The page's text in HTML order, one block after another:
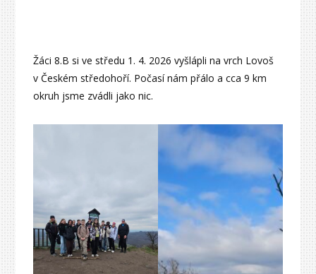
Žáci 8.B si ve středu 1. 4. 2026 vyšlápli na vrch Lovoš
v Českém středohoří. Počasí nám přálo a cca 9 km
okruh jsme zvádli jako nic.